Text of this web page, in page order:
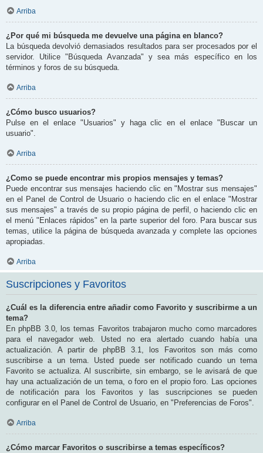
Arriba
¿Por qué mi búsqueda me devuelve una página en blanco?
La búsqueda devolvió demasiados resultados para ser procesados por el
servidor. Utilice "Búsqueda Avanzada" y sea más específico en los
términos y foros de su búsqueda.
Arriba
¿Cómo busco usuarios?
Pulse en el enlace "Usuarios" y haga clic en el enlace "Buscar un
usuario".
Arriba
¿Como se puede encontrar mis propios mensajes y temas?
Puede encontrar sus mensajes haciendo clic en "Mostrar sus mensajes"
en el Panel de Control de Usuario o haciendo clic en el enlace "Mostrar
sus mensajes" a través de su propio página de perfil, o haciendo clic en
el menú "Enlaces rápidos" en la parte superior del foro. Para buscar sus
temas, utilice la página de búsqueda avanzada y complete las opciones
apropiadas.
Arriba
Suscripciones y Favoritos
¿Cuál es la diferencia entre añadir como Favorito y suscribirme a un
tema?
En phpBB 3.0, los temas Favoritos trabajaron mucho como marcadores
para el navegador web. Usted no era alertado cuando había una
actualización. A partir de phpBB 3.1, los Favoritos son más como
suscribirse a un tema. Usted puede ser notificado cuando un tema
Favorito se actualiza. Al suscribirte, sin embargo, se le avisará de que
hay una actualización de un tema, o foro en el propio foro. Las opciones
de notificación para los Favoritos y las suscripciones se pueden
configurar en el Panel de Control de Usuario, en "Preferencias de Foros".
Arriba
¿Cómo marcar Favoritos o suscribirse a temas específicos?